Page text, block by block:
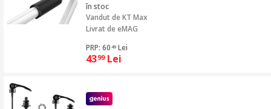
în stoc
Vandut deKT Max
Livrat de eMAG
PRP: 60 49 Lei
4399 Lei